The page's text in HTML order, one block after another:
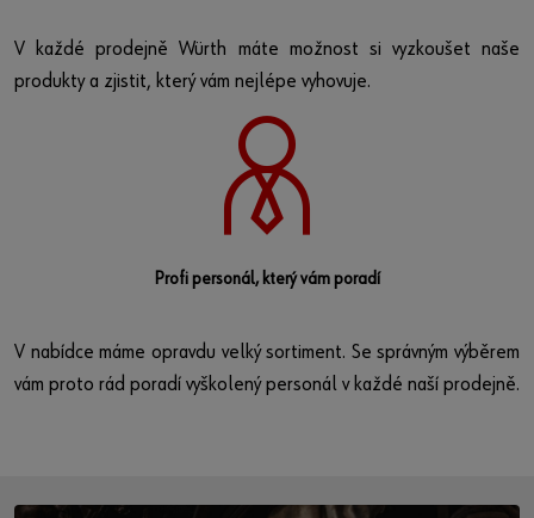
V každé prodejně Würth máte možnost si vyzkoušet naše
produkty a zjistit, který vám nejlépe vyhovuje.
Profi personál, který vám poradí
V nabídce máme opravdu velký sortiment. Se správným výběrem
vám proto rád poradí vyškolený personál v každé naší prodejně.